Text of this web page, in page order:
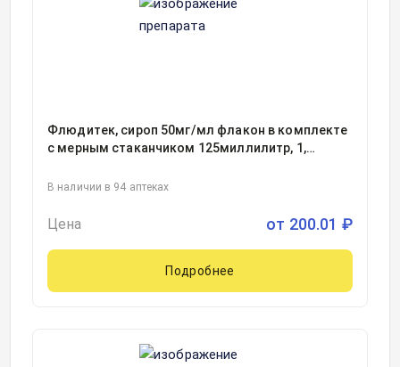
Флюдитек, сироп 50мг/мл флакон в комплекте
с мерным стаканчиком 125миллилитр, 1,
Франция
В наличии в 94 аптеках
Цена от 200.01 ₽
Подробнее